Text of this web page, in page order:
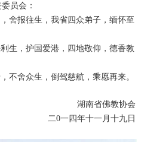
员会：
舍报往生，我省四众弟子，缅怀至
生，护国爱港，四地敬仰，德香教
不舍众生，倒驾慈航，乘愿再来。
湖南省佛教协会
0一四年十一月十九日